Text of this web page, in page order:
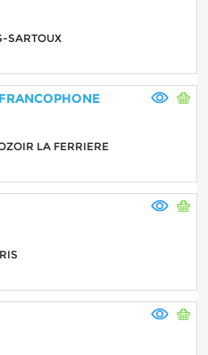
SARTOUX
LA FERRIERE